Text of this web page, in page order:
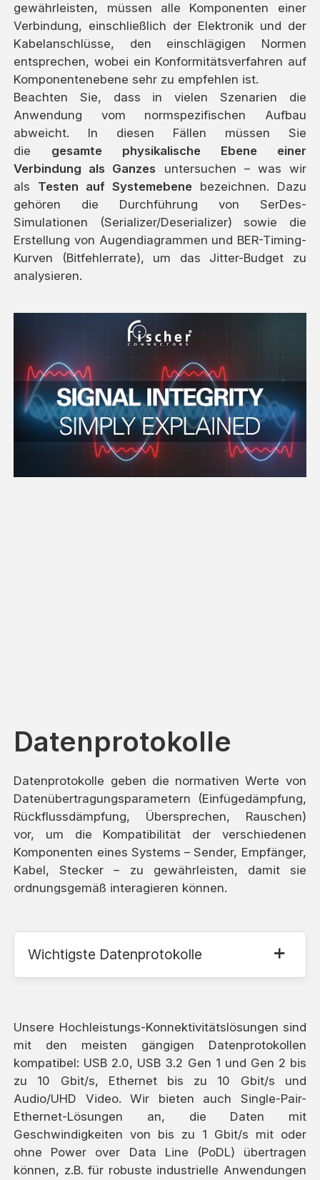
gewährleisten, müssen alle Komponenten einer
Verbindung, einschließlich der Elektronik und der
Kabelanschlüsse, den einschlägigen Normen
entsprechen, wobei ein Konformitätsverfahren auf
Komponentenebene sehr zu empfehlen ist.
Beachten Sie, dass in vielen Szenarien die
Anwendung vom normspezifischen Aufbau
abweicht. In diesen Fällen müssen Sie
die gesamte physikalische Ebene einer
Verbindung als Ganzes untersuchen – was wir
als Testen auf Systemebenebezeichnen. Dazu
gehören die Durchführung von SerDes-
Simulationen (Serializer/Deserializer) sowie die
Erstellung von Augendiagrammen und BER-Timing-
Kurven (Bitfehlerrate), um das Jitter-Budget zu
analysieren.
Datenprotokolle
Datenprotokolle geben die normativen Werte von
Datenübertragungsparametern (Einfügedämpfung,
Rückflussdämpfung, Übersprechen, Rauschen)
vor, um die Kompatibilität der verschiedenen
Komponenten eines Systems – Sender, Empfänger,
Kabel, Stecker – zu gewährleisten, damit sie
ordnungsgemäß interagieren können.
Wichtigste Datenprotokolle
Unsere Hochleistungs-Konnektivitätslösungen sind
mit den meisten gängigen Datenprotokollen
kompatibel: USB 2.0, USB 3.2 Gen 1 und Gen 2 bis
zu 10 Gbit/s, Ethernet bis zu 10 Gbit/s und
Audio/UHD Video. Wir bieten auch Single-Pair-
Ethernet-Lösungen an, die Daten mit
Geschwindigkeiten von bis zu 1 Gbit/s mit oder
ohne Power over Data Line (PoDL) übertragen
können, z.B. für robuste industrielle Anwendungen